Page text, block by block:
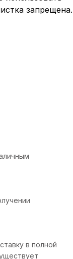
запрещена.
в полной